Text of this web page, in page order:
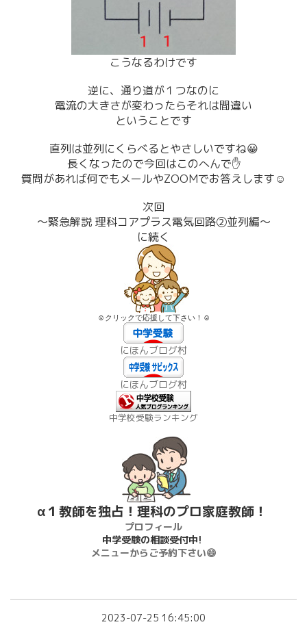
こうなるわけです
逆に、通り道が１つなのに
電流の大きさが変わったらそれは間違い
ということです
直列は並列にくらべるとやさしいですね😀
長くなったので今回はこのへんで✋
質問があれば何でもメールやZOOMでお答えします☺
次回
～緊急解説 理科コアプラス電気回路②並列編～
に続く
☺クリックで応援して下さい！☺
にほんブログ村
にほんブログ村
中学校受験ランキング
α１教師を独占！理科のプロ家庭教師！
プロフィール
中学受験の相談受付中!
メニューからご予約下さい😄
2023-07-25 16:45:00